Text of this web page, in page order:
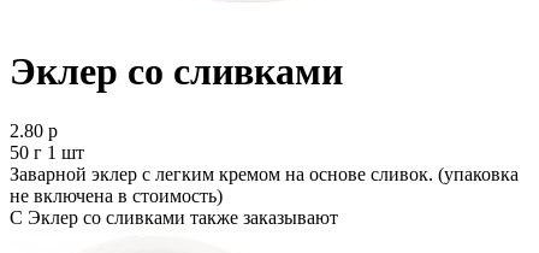
Эклер со сливками
2.80 р
50 г 1 шт
Заварной эклер с легким кремом на основе сливок. (упаковка
не включена в стоимость)
С Эклер со сливками также заказывают